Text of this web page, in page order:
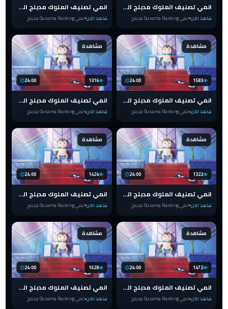
انمي تصنيف الملوك مدبلج الحلقة 19 Ranking of Kings
شاهد الآن انمي Ousama Ranking مدبلج
انمي تصنيف الملوك مدبلج الحلقة 18 Ranking of Kings
شاهد الآن انمي Ousama Ranking مدبلج
مشاهدة
24:00 1583
انمي تصنيف الملوك مدبلج الحلقة 17 Ranking of Kings
شاهد الآن انمي Ousama Ranking مدبلج
مشاهدة
24:00 1316
انمي تصنيف الملوك مدبلج الحلقة 16 Ranking of Kings
شاهد الآن انمي Ousama Ranking مدبلج
مشاهدة
24:00 1322
انمي تصنيف الملوك مدبلج الحلقة 15 Ranking of Kings
شاهد الآن انمي Ousama Ranking مدبلج
مشاهدة
24:00 1424
انمي تصنيف الملوك مدبلج الحلقة 14 Ranking of Kings
شاهد الآن انمي Ousama Ranking مدبلج
مشاهدة
24:00 1472
انمي تصنيف الملوك مدبلج الحلقة 13 Ranking of Kings
شاهد الآن انمي Ousama Ranking مدبلج
مشاهدة
24:00 1628
انمي تصنيف الملوك مدبلج الحلقة 12 Ranking of Kings
شاهد الآن انمي Ousama Ranking مدبلج